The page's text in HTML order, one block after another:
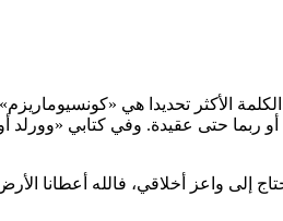
الأكثر تحديدا هي
أو ربما حتى عقيدة. وفي كتابي
إلى واعز أخلاقي، فالله أعطانا